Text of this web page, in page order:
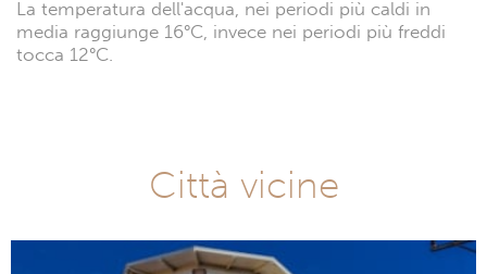
La temperatura dell'acqua, nei periodi più caldi in
media raggiunge 16°C, invece nei periodi più freddi
tocca 12°C.
Città vicine